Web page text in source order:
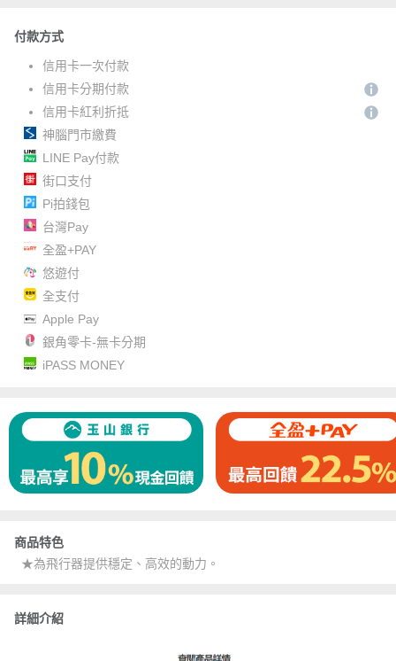
付款方式
信用卡一次付款
信用卡分期付款
信用卡紅利折抵
神腦門市繳費
LINE Pay付款
街口支付
Pi拍錢包
台灣Pay
全盈+PAY
悠遊付
全支付
Apple Pay
銀角零卡-無卡分期
iPASS MONEY
商品特色
★為飛行器提供穩定、高效的動力。
詳細介紹